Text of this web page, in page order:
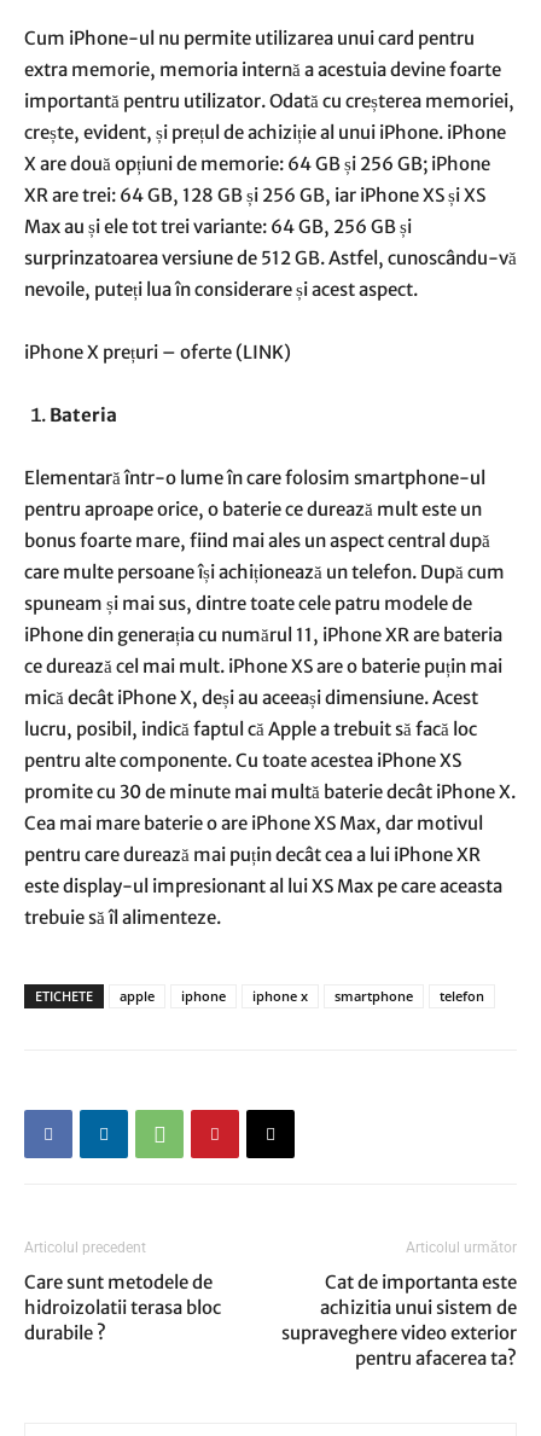
Cum iPhone-ul nu permite utilizarea unui card pentru
extra memorie, memoria internă a acestuia devine foarte
importantă pentru utilizator. Odată cu creșterea memoriei,
crește, evident, și prețul de achiziție al unui iPhone. iPhone
X are două opțiuni de memorie: 64 GB și 256 GB; iPhone
XR are trei: 64 GB, 128 GB și 256 GB, iar iPhone XS și XS
Max au și ele tot trei variante: 64 GB, 256 GB și
surprinzatoarea versiune de 512 GB. Astfel, cunoscându-vă
nevoile, puteți lua în considerare și acest aspect.
iPhone X prețuri – oferte (LINK)
Bateria
Elementară într-o lume în care folosim smartphone-ul
pentru aproape orice, o baterie ce durează mult este un
bonus foarte mare, fiind mai ales un aspect central după
care multe persoane își achiționează un telefon. După cum
spuneam și mai sus, dintre toate cele patru modele de
iPhone din generația cu numărul 11, iPhone XR are bateria
ce durează cel mai mult. iPhone XS are o baterie puțin mai
mică decât iPhone X, deși au aceeași dimensiune. Acest
lucru, posibil, indică faptul că Apple a trebuit să facă loc
pentru alte componente. Cu toate acestea iPhone XS
promite cu 30 de minute mai multă baterie decât iPhone X.
Cea mai mare baterie o are iPhone XS Max, dar motivul
pentru care durează mai puțin decât cea a lui iPhone XR
este display-ul impresionant al lui XS Max pe care aceasta
trebuie să îl alimenteze.
ETICHETE apple iphone iphone x smartphone telefon
Articolul precedent
Care sunt metodele de
hidroizolatii terasa bloc
durabile ?
Articolul următor
Cat de importanta este
achizitia unui sistem de
supraveghere video exterior
pentru afacerea ta?